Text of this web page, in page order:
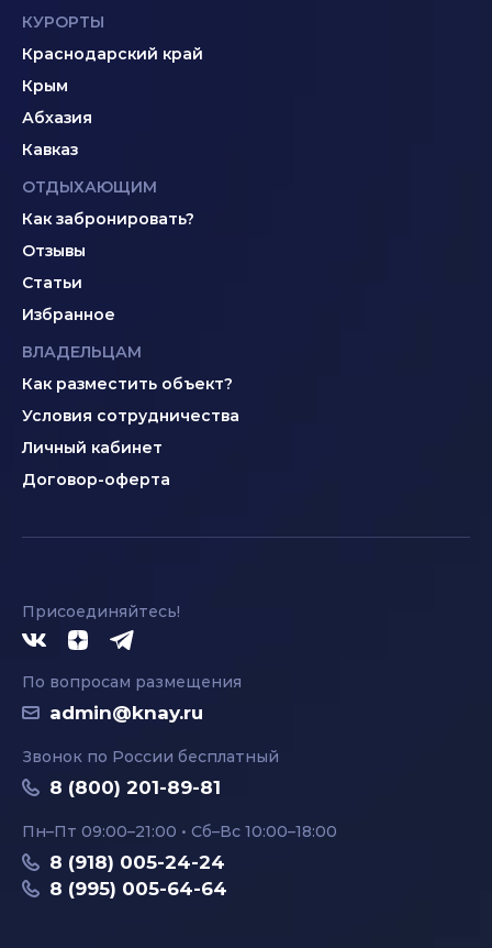
КУРОРТЫ
Краснодарский край
Крым
Абхазия
Кавказ
ОТДЫХАЮЩИМ
Как забронировать?
Отзывы
Статьи
Избранное
ВЛАДЕЛЬЦАМ
Как разместить объект?
Условия сотрудничества
Личный кабинет
Договор-оферта
Присоединяйтесь!
По вопросам размещения
admin@knay.ru
Звонок по России бесплатный
8 (800) 201-89-81
Пн–Пт 09:00–21:00 • Сб–Вс 10:00–18:00
8 (918) 005-24-24
8 (995) 005-64-64